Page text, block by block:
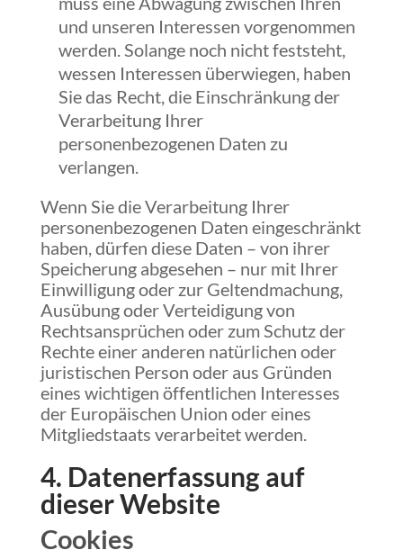
und unseren Interessen vorgenommen
werden. Solange noch nicht feststeht,
wessen Interessen überwiegen, haben
Sie das Recht, die Einschränkung der
Verarbeitung Ihrer
personenbezogenen Daten zu
verlangen.
Wenn Sie die Verarbeitung Ihrer
personenbezogenen Daten eingeschränkt
haben, dürfen diese Daten – von ihrer
Speicherung abgesehen – nur mit Ihrer
Einwilligung oder zur Geltendmachung,
Ausübung oder Verteidigung von
Rechtsansprüchen oder zum Schutz der
Rechte einer anderen natürlichen oder
juristischen Person oder aus Gründen
eines wichtigen öffentlichen Interesses
der Europäischen Union oder eines
Mitgliedstaats verarbeitet werden.
4. Datenerfassung auf
dieser Website
Cookies